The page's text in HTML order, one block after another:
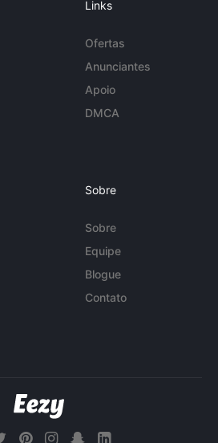
Links
Ofertas
Anunciantes
Apoio
DMCA
Sobre
Sobre
Equipe
Blogue
Contato